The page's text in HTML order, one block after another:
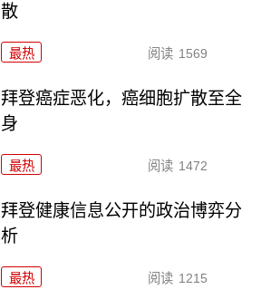
散
最热 阅读 1569
拜登癌症恶化，癌细胞扩散至全
身
最热 阅读 1472
拜登健康信息公开的政治博弈分
析
最热 阅读 1215